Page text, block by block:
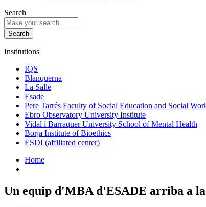
Search
Institutions
IQS
Blanquerna
La Salle
Esade
Pere Tarrés Faculty of Social Education and Social
Ebro Observatory University Institute
Vidal i Barraquer University School of Mental Health
Borja Institute of Bioethics
ESDI (affiliated center)
Home
Un equip d'MBA d'ESADE arriba a la